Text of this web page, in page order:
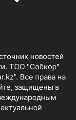
новостей
ТОО "Собкор"
Все права на
защищены в